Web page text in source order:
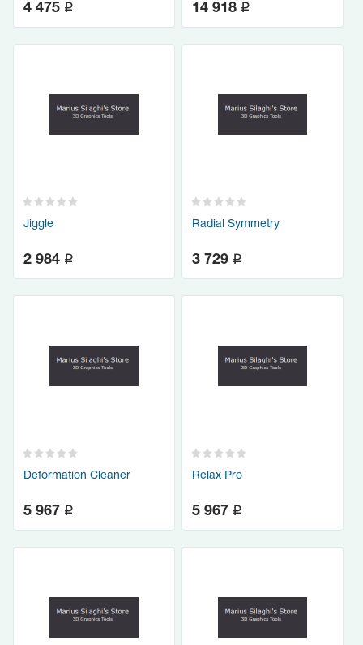
4 475 q 14 918 q
Jiggle
2 984 q
Radial Symmetry
3 729 q
Deformation Cleaner
5 967 q
Relax Pro
5 967 q